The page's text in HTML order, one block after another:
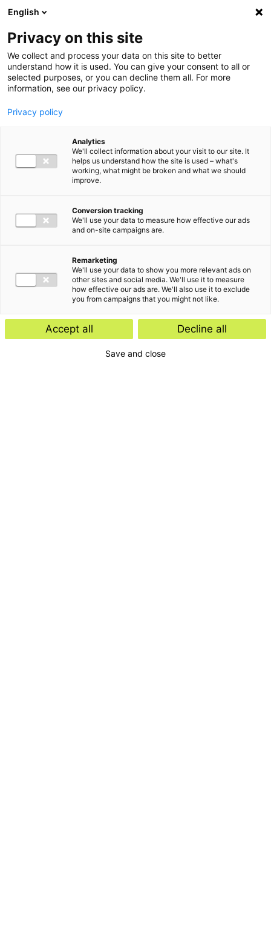
Ga direct naar de inhoud
English
Privacy on this site
We collect and process your data on this site to better
understand how it is used. You can give your consent to all or
selected purposes, or you can decline them all. For more
information, see our privacy policy.
Privacy policy
Analytics
We'll collect information about your visit to our site. It
helps us understand how the site is used – what's
working, what might be broken and what we should
improve.
Conversion tracking
We'll use your data to measure how effective our ads
and on-site campaigns are.
Remarketing
We'll use your data to show you more relevant ads on
other sites and social media. We'll use it to measure
how effective our ads are. We'll also use it to exclude
you from campaigns that you might not like.
Accept all Decline all
Save and close